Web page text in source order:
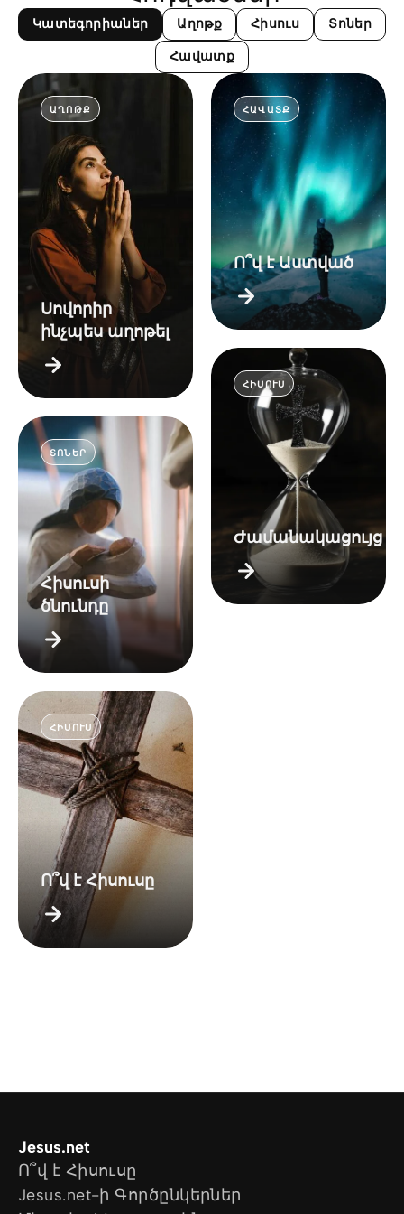
Կատեգորիաներ Աղոթք Հիսուս Տոներ
Հավատք
ԱՂՈԹՔ
Սովորիր
ինչպես աղոթել
ՀԱՎԱՏՔ
Ո՞վ է Աստված
ՏՈՆԵՐ
Հիսուսի
ծնունդը
ՀԻՍՈՒՍ
Ժամանակացույց
ՀԻՍՈՒՍ
Ո՞վ է Հիսուսը
Jesus.net
Ո՞վ է Հիսուսը
Jesus.net-ի Գործընկերներ